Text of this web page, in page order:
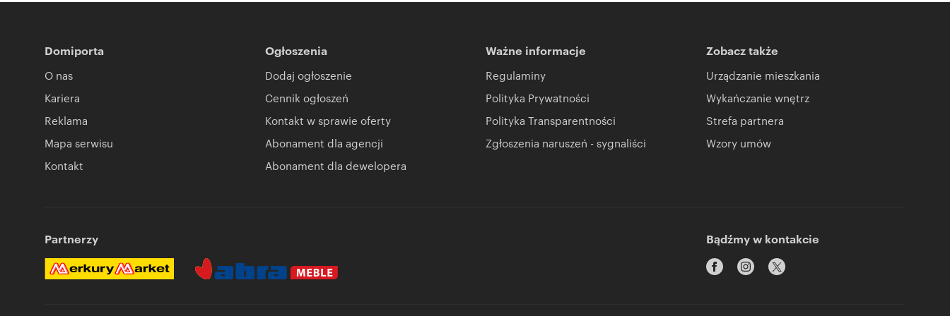
Domiporta
O nas
Kariera
Reklama
Mapa serwisu
Kontakt
Ogłoszenia
Dodaj ogłoszenie
Cennik ogłoszeń
Kontakt w sprawie oferty
Abonament dla agencji
Abonament dla dewelopera
Ważne informacje
Regulaminy
Polityka Prywatności
Polityka Transparentności
Zgłoszenia naruszeń - sygnaliści
Zobacz także
Urządzanie mieszkania
Wykańczanie wnętrz
Strefa partnera
Wzory umów
Partnerzy Bądźmy w kontakcie